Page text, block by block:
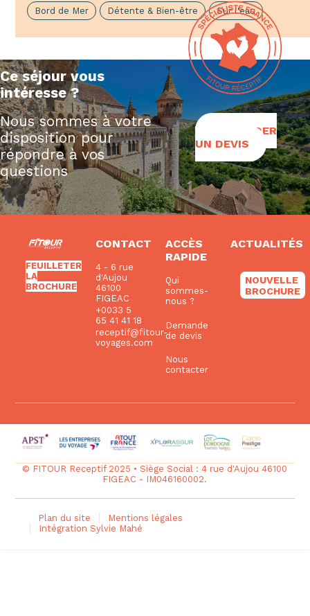
Bord de Mer Détente & Bien-être Sur l'eau
Ce séjour vous
intéresse ?
Nous sommes à votre
disposition pour
répondre à vos
questions
DEMANDER
UN DEVIS
FEUILLETER
LA
BROCHURE
CONTACT
4 - 6 rue
d'Aujou
46100
FIGEAC
+0033 5
65 41 41 18
receptif@fitour-
voyages.com
ACCÈS
RAPIDE
Qui
sommes-
nous ?
Demande
de devis
Nous
contacter
ACTUALITÉS
NOUVELLE
BROCHURE
© FITOUR Receptif 2025 • Siège Social : 4 rue d'Aujou 46100
FIGEAC - IM046160002.
Plan du site
Mentions légales
Intégration Sylvie Mahé